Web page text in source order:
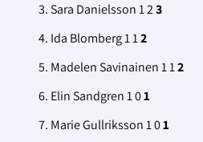
3. Sara Danielsson 1 23
4. Ida Blomberg 1 12
5. Madelen Savinainen 1 12
6. Elin Sandgren 1 01
7. Marie Gullriksson 1 01